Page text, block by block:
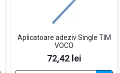
Aplicatoare adeziv Single TIM
VOCO
Pret
72,42 lei